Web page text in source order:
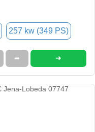
257 kw (349 PS)
➦ ➜